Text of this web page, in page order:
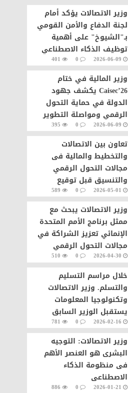
وزير الاتصالات يؤكد أمام
لجنة الدفاع والأمن القومي
بـ"الشيوخ" على أهمية
توظيف الذكاء الاصطناعي
في مجال الأمن السيبراني
2026-06-09
0
401
وزير المالية في ختام
Caisec’26 يكشف جهود
الدولة في حماية التحول
الرقمي ومواصلة التطوير
2026-06-09
0
395
تعاون بين الاتصالات
والتخطيط والمالية فى
مجالات التحول الرقمي
والتنسيق قبل توقيع
الاتفاقيات مع الشركات
العالمية
2026-05-01
0
589
وزير الاتصالات يبحث مع
ممثل برنامج الأمم المتحدة
الإنمائي تعزيز الشراكة في
مجالات التحول الرقمي
والذكاء الاصطناعي
2026-04-30
0
510
خلال مراسم التسليم
والتسلم. وزير الاتصالات
وتكنولوجيا المعلومات
يستقبل الوزير السابق
ويبحث معه ملفات العمل
بالوزارة.
2026-02-16
0
781
وزير الاتصالات: التوجيه
البشرى هو العنصر الأهم
فى منظومة الذكاء
الاصطناعى
2026-01-21
0
886